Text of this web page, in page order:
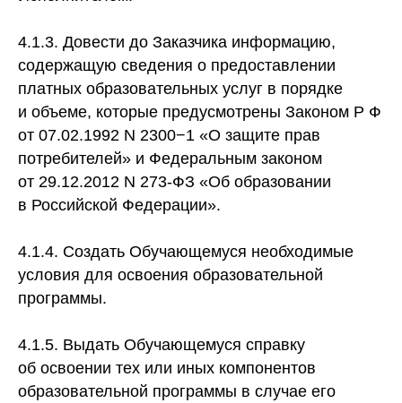
4.1.3. Довести до Заказчика информацию,
содержащую сведения о предоставлении
платных образовательных услуг в порядке
и объеме, которые предусмотрены Законом Р Ф
от 07.02.1992 N 2300−1 «О защите прав
потребителей» и Федеральным законом
от 29.12.2012 N 273-ФЗ «Об образовании
в Российской Федерации».
4.1.4. Создать Обучающемуся необходимые
условия для освоения образовательной
программы.
4.1.5. Выдать Обучающемуся справку
об освоении тех или иных компонентов
образовательной программы в случае его